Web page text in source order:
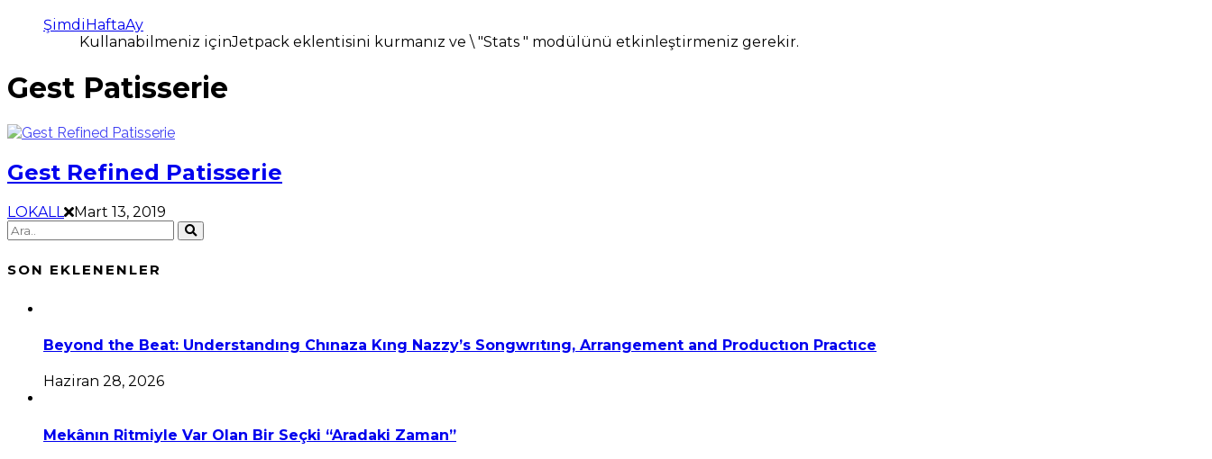
ŞimdiHaftaAy
Kullanabilmeniz içinJetpack eklentisini kurmanız ve \ "Stats " modülünü etkinleştirmeniz gerekir.
Gest Patisserie
Gest Refined Patisserie
LOKALL Mart 13, 2019
SON EKLENENLER
Beyond the Beat: Understandıng Chınaza Kıng Nazzy’s Songwrıtıng, Arrangement and Productıon Practıce
Haziran 28, 2026
Mekânın Ritmiyle Var Olan Bir Seçki “Aradaki Zaman”